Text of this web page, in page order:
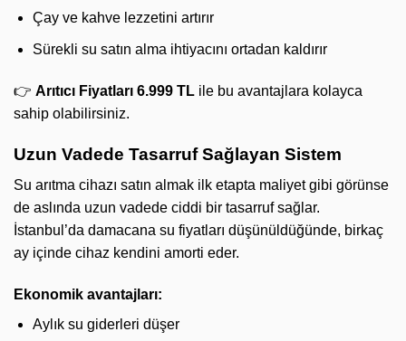
Çay ve kahve lezzetini artırır
Sürekli su satın alma ihtiyacını ortadan kaldırır
👉 Arıtıcı Fiyatları 6.999 TL ile bu avantajlara kolayca
sahip olabilirsiniz.
Uzun Vadede Tasarruf Sağlayan Sistem
Su arıtma cihazı satın almak ilk etapta maliyet gibi görünse
de aslında uzun vadede ciddi bir tasarruf sağlar.
İstanbul’da damacana su fiyatları düşünüldüğünde, birkaç
ay içinde cihaz kendini amorti eder.
Ekonomik avantajları:
Aylık su giderleri düşer